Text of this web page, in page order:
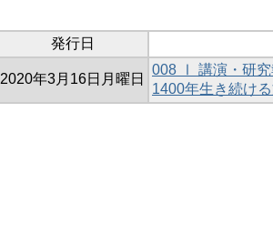
発行日
2020年3月16日月曜日
008 Ⅰ 講演・研
1400年生き続け